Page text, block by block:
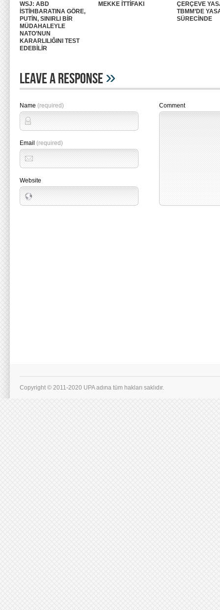
WSJ: ABD
İSTİHBARATINA GÖRE,
PUTİN, SINIRLI BİR
MÜDAHALEYLE
NATO’NUN
KARARLILIĞINI TEST
EDEBİLİR
MEKKE İTTİFAKI
ÇERÇEVE
TBMM’DE
SÜRECİNDE
Leave A Response»
Name (required)
Email (required)
Website
Comment
Copyright © 2011-2020 UPA adına tüm hakları saklıdır.